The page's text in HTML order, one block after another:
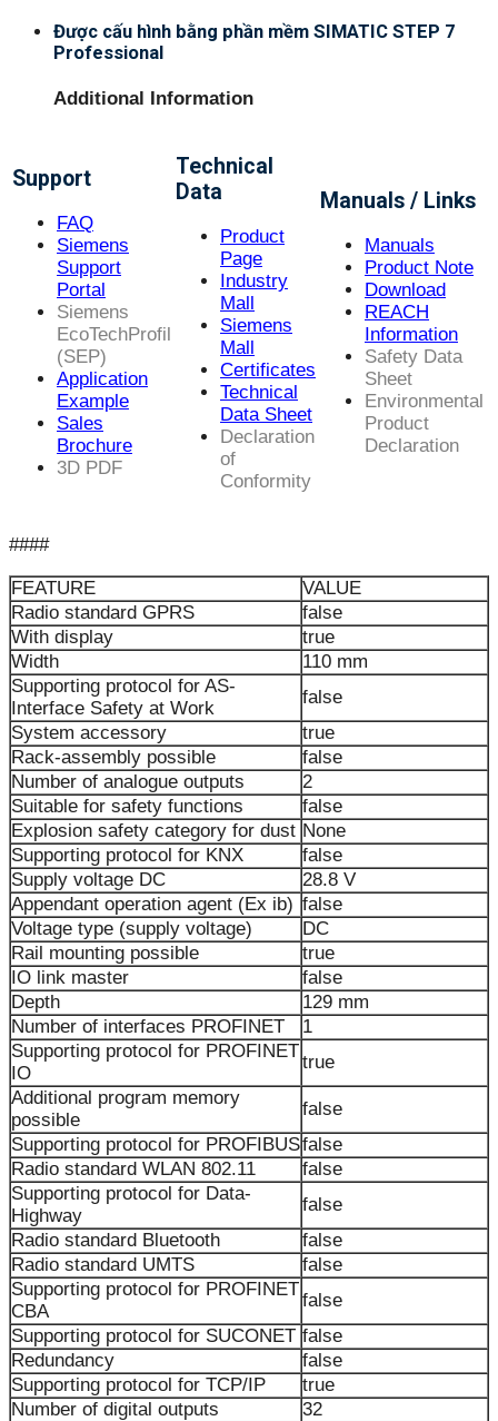
Được cấu hình bằng phần mềm SIMATIC STEP 7
Professional
Additional Information
Support
FAQ
Siemens
Support
Portal
Siemens
EcoTechProfil
(SEP)
Application
Example
Sales
Brochure
3D PDF
Technical
Data
Product
Page
Industry
Mall
Siemens
Mall
Certificates
Technical
Data Sheet
Declaration
of
Conformity
Manuals / Links
Manuals
Product Note
Download
REACH
Information
Safety Data
Sheet
Environmental
Product
Declaration
####
FEATURE
VALUE
Radio standard GPRS
false
With display
true
Width
110 mm
Supporting protocol for AS-
Interface Safety at Work
false
System accessory
true
Rack-assembly possible
false
Number of analogue outputs
2
Suitable for safety functions
false
Explosion safety category for dust None
Supporting protocol for KNX
false
Supply voltage DC
28.8 V
Appendant operation agent (Ex ib) false
Voltage type (supply voltage)
DC
Rail mounting possible
true
IO link master
false
Depth
129 mm
Number of interfaces PROFINET
1
Supporting protocol for PROFINET
IO
true
Additional program memory
possible
false
Supporting protocol for PROFIBUSfalse
Radio standard WLAN 802.11
false
Supporting protocol for Data-
Highway
false
Radio standard Bluetooth
false
Radio standard UMTS
false
Supporting protocol for PROFINET
CBA
false
Supporting protocol for SUCONET false
Redundancy
false
Supporting protocol for TCP/IP
true
Number of digital outputs
32